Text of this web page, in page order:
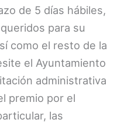
de 5 días hábiles,
para su
como el resto de la
el Ayuntamiento
administrativa
premio por el
las